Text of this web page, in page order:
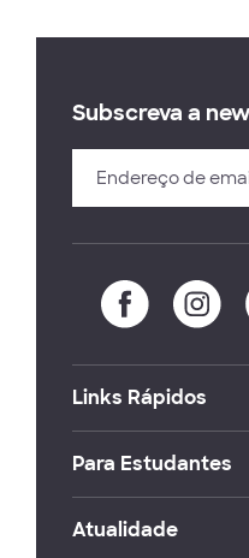
Subscreva a
Links Rápidos
Para Estudantes
Atualidade